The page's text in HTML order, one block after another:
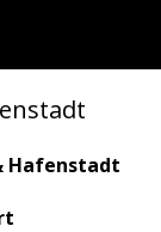
Hafenstadt